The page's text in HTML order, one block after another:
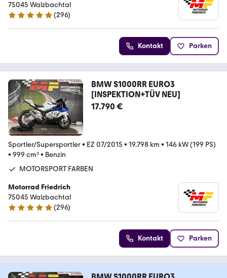
75045 Walzbachtal
4.8 Sterne
(296)
Kontakt Parken
BMW S1000RR EURO3
[INSPEKTION+TÜV NEU]
17.790 €
Sportler/Supersportler• EZ 07/2015 • 19.798 km • 146 kW (199 PS)
• 999 cm³• Benzin
MOTORSPORT FARBEN
Motorrad Friedrich
75045 Walzbachtal
4.8 Sterne
(296)
Kontakt Parken